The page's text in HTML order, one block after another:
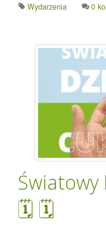
Wydarzenia
0
Światowy
🗓 🗓